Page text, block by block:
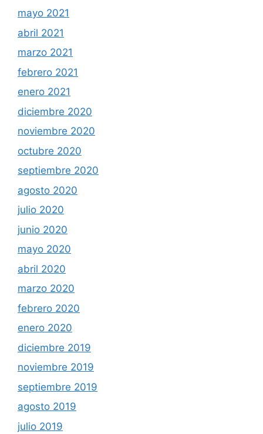
mayo 2021
abril 2021
marzo 2021
febrero 2021
enero 2021
diciembre 2020
noviembre 2020
octubre 2020
septiembre 2020
agosto 2020
julio 2020
junio 2020
mayo 2020
abril 2020
marzo 2020
febrero 2020
enero 2020
diciembre 2019
noviembre 2019
septiembre 2019
agosto 2019
julio 2019